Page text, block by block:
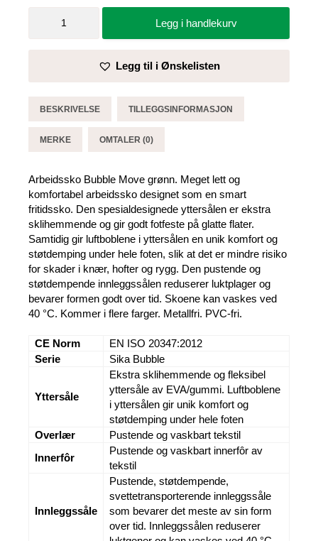
Legg i handlekurv
Legg til i Ønskelisten
BESKRIVELSE TILLEGGSINFORMASJON
MERKE OMTALER (0)
Arbeidssko Bubble Move grønn. Meget lett og
komfortabel arbeidssko designet som en smart
fritidssko. Den spesialdesignede yttersålen er ekstra
sklihemmende og gir godt fotfeste på glatte flater.
Samtidig gir luftboblene i yttersålen en unik komfort og
støtdemping under hele foten, slik at det er mindre risiko
for skader i knær, hofter og rygg. Den pustende og
støtdempende innleggssålen reduserer luktplager og
bevarer formen godt over tid. Skoene kan vaskes ved
40 °C. Kommer i flere farger. Metallfri. PVC-fri.
CE Norm
EN ISO 20347:2012
Serie
Sika Bubble
Yttersåle
Ekstra sklihemmende og fleksibel
yttersåle av EVA/gummi. Luftboblene
i yttersålen gir unik komfort og
støtdemping under hele foten
Overlær
Pustende og vaskbart tekstil
Innerfôr
Pustende og vaskbart innerfôr av
tekstil
Innleggssåle
Pustende, støtdempende,
svettetransporterende innleggssåle
som bevarer det meste av sin form
over tid. Innleggssålen reduserer